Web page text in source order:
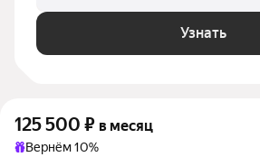
Узнать
125 500 ₽ в месяц
Вернём 10%